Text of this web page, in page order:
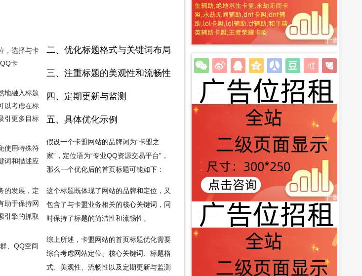
，选择与卡
卡
二、优化标题格式与关键词布局
地融入标题
以考虑在标
引更多目标
三、注重标题的美观性和流畅性
使用特殊符
词和描述应
四、定期更新与监测
的发展，定
助于保持网
引擎的抓取
五、具体优化示例
假设一个卡盟网站的品牌词为“卡盟之
家”，定位语为“专业QQ资源交易平台”，
那么一个优化后的首页标题可能如下：
、QQ空间
这个标题既体现了网站的品牌和定位，又
包含了与卡盟业务相关的核心关键词，同
时保持了标题的简洁性和流畅性。
综上所述，卡盟网站的首页标题优化需要
综合考虑网站定位、核心关键词、标题格
式、美观性、流畅性以及定期更新与监测